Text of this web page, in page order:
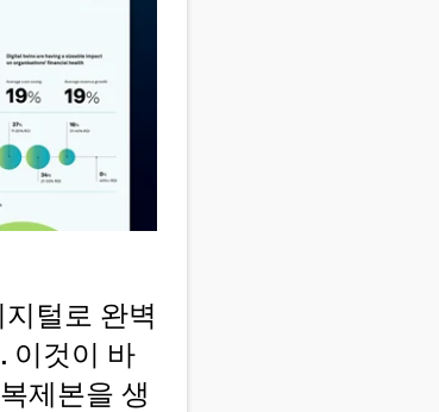
털로 완벽
이것이 바
제본을 생